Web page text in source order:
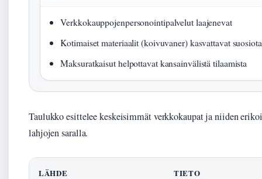
Verkkokauppojenpersonointipalvelut laajenevat
Kotimaiset materiaalit (koivuvaner) kasvattavat
Maksuratkaisut helpottavat kansainvälistä tilaamista
Taulukko esittelee keskeisimmät verkkokaupat ja niiden
lahjojen saralla.
LÄHDE TIETO